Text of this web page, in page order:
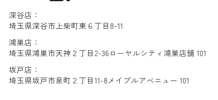
深谷店：
埼玉県深谷市上柴町東６丁目8-11
鴻巣店：
埼玉県鴻巣市天神２丁目2-36ローヤルシティ鴻巣店舗 101
坂戸店：
埼玉県坂戸市泉町２丁目11-8メイプルアベニュー 101